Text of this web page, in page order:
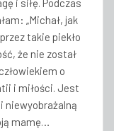
i siłę. Podczas
„Michał, jak
takie piekło
że nie został
o
i miłości. Jest
niewyobrażalną
mamę…